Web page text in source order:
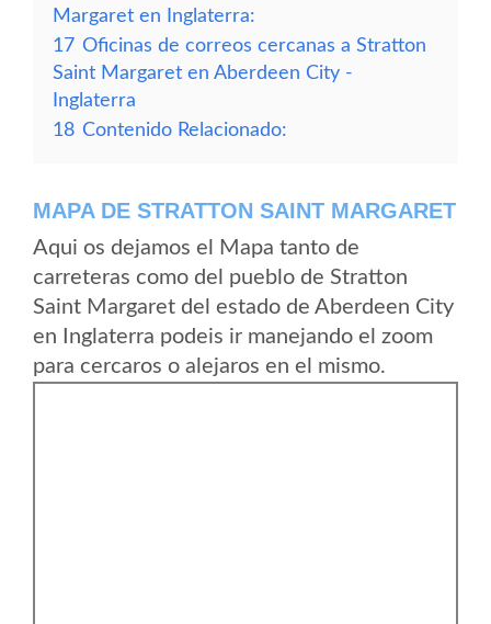
Margaret en Inglaterra:
17 Oficinas de correos cercanas a Stratton
Saint Margaret en Aberdeen City -
Inglaterra
18 Contenido Relacionado:
MAPA DE STRATTON SAINT MARGARET
Aqui os dejamos el Mapa tanto de
carreteras como del pueblo de Stratton
Saint Margaret del estado de Aberdeen City
en Inglaterra podeis ir manejando el zoom
para cercaros o alejaros en el mismo.